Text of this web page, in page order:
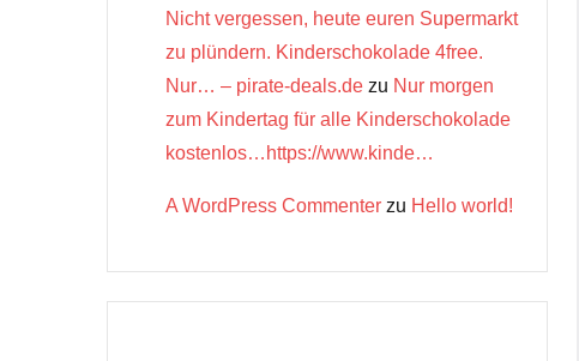
Nicht vergessen, heute euren Supermarkt
zu plündern. Kinderschokolade 4free.
Nur… – pirate-deals.de zu Nur morgen
zum Kindertag für alle Kinderschokolade
kostenlos…https://www.kinde…
A WordPress Commenter zu Hello world!